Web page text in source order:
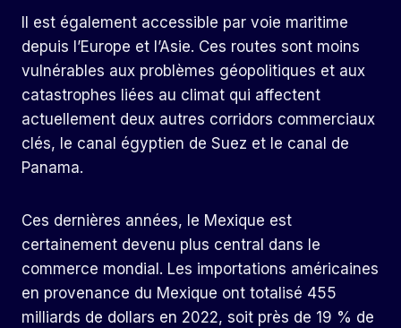
Il est également accessible par voie maritime
depuis l’Europe et l’Asie. Ces routes sont moins
vulnérables aux problèmes géopolitiques et aux
catastrophes liées au climat qui affectent
actuellement deux autres corridors commerciaux
clés, le canal égyptien de Suez et le canal de
Panama.
Ces dernières années, le Mexique est
certainement devenu plus central dans le
commerce mondial. Les importations américaines
en provenance du Mexique ont totalisé 455
milliards de dollars en 2022, soit près de 19 % de